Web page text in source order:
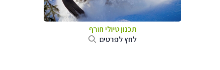
תכנון טיולי חורף
לחץ לפרטים